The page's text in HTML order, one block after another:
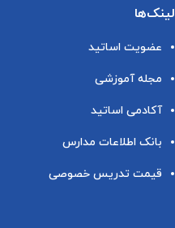
لینک‌ها
عضویت اساتید
مجله آموزشی
آکادمی اساتید
بانک اطلاعات مدارس
قیمت تدریس خصوصی